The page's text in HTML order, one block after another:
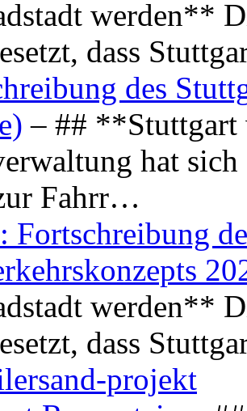
werden**
dass
des
– ## **Stuttgart
hat
Fahrr…
Fortschreibung
werden**
dass
projekt